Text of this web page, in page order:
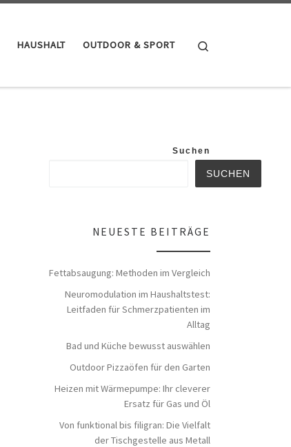
HAUSHALT OUTDOOR & SPORT
Suchen
SUCHEN
NEUESTE BEITRÄGE
Fettabsaugung: Methoden im Vergleich
Neuromodulation im Haushaltstest:
Leitfaden für Schmerzpatienten im
Alltag
Bad und Küche bewusst auswählen
Outdoor Pizzaöfen für den Garten
Heizen mit Wärmepumpe: Ihr cleverer
Ersatz für Gas und Öl
Von funktional bis filigran: Die Vielfalt
der Tischgestelle aus Metall